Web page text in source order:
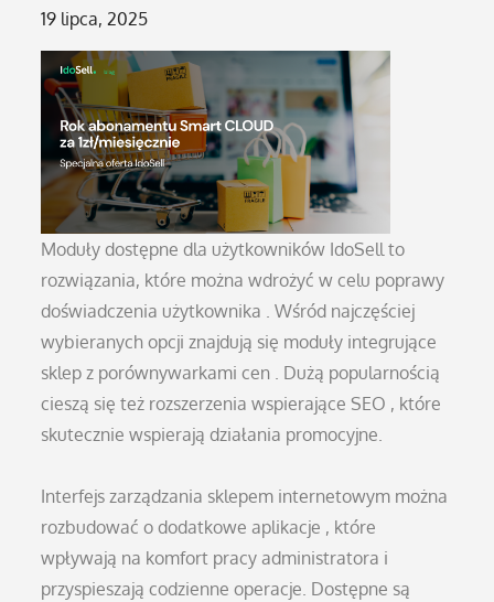
Posted
on
19 lipca, 2025
Moduły dostępne dla użytkowników IdoSell to
rozwiązania, które można wdrożyć w celu poprawy
doświadczenia użytkownika . Wśród najczęściej
wybieranych opcji znajdują się moduły integrujące
sklep z porównywarkami cen . Dużą popularnością
cieszą się też rozszerzenia wspierające SEO , które
skutecznie wspierają działania promocyjne.
Interfejs zarządzania sklepem internetowym można
rozbudować o dodatkowe aplikacje , które
wpływają na komfort pracy administratora i
przyspieszają codzienne operacje. Dostępne są